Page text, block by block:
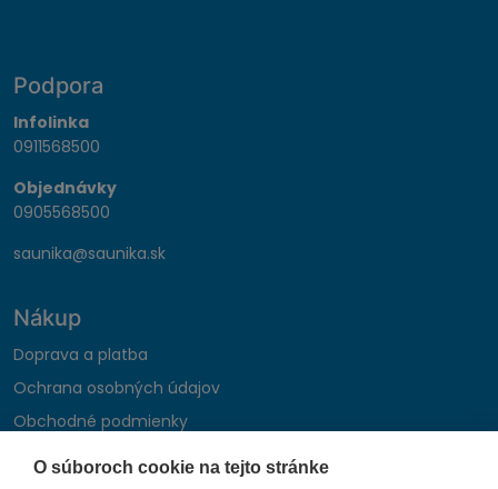
O súboroch cookie na tejto stránke
Podpora
Infolinka
0911568500
Objednávky
0905568500
saunika@saunika.sk
Nákup
Doprava a platba
Ochrana osobných údajov
Obchodné podmienky
Reklamačný poriadok